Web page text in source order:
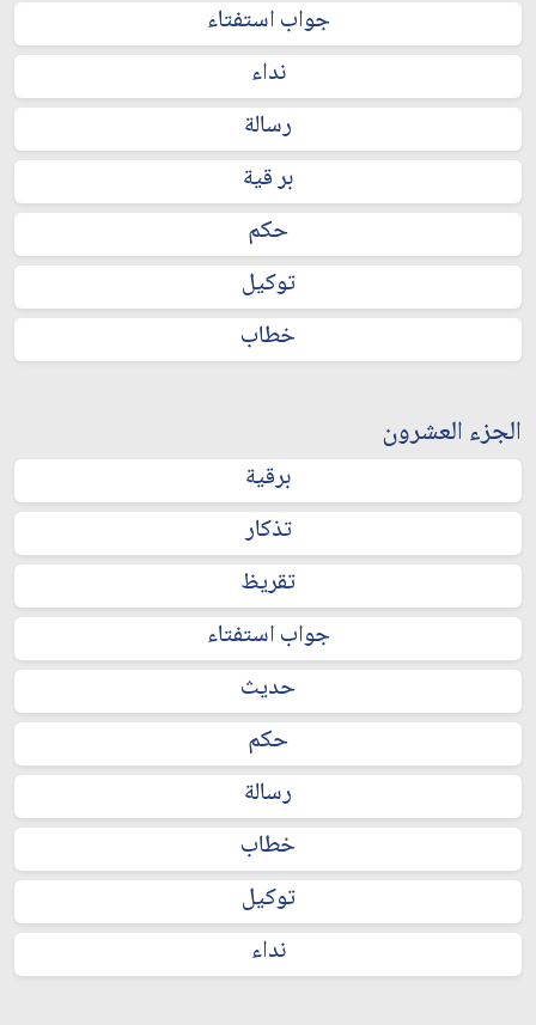
جواب استفتاء
نداء
رسالة
بر قية
حكم
توكيل
خطاب
الجزء العشرون
برقية
تذكار
تقريظ
جواب استفتاء
حديث
حكم
رسالة
خطاب
توكيل
نداء